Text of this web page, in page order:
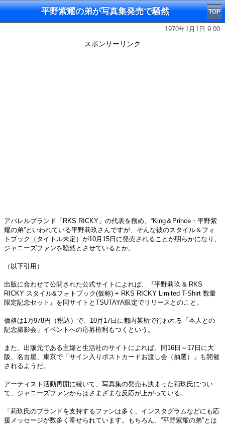
平野紫耀の弟が写真集発売で騒然 TOP
1970年1月1日 9:00
スポンサーリンク
アパレルブランド「RKS RICKY」の代表を務め、“King＆Prince・平野紫
耀の弟”といわれている平野莉玖さんですが、そんな彼のスタイル＆フォ
トブック（タイトル未定）が10月15日に発売されることが明らかになり、
ジャニーズファンを騒然とさせているとか。
（以下引用）
出版に合わせて公開された公式サイトによれば、『平野莉玖 & RKS
RICKY スタイル&フォトブック(仮称) + RKS RICKY Limited T-Shirt 数量
限定記念セット』を同サイトとTSUTAYA限定でリリースとのこと。
価格は1万978円（税込）で、10月17日に都内某所で行われる「本人との
記念撮影会」イベントへの応募権利もつくという。
また、出版元である主婦と生活社のサイトによれば、同16日～17日に大
阪、名古屋、東京で「サイン入りポストカードお渡し会（抽選）」も開催
されるようだ。
アーティスト活動再開に続いて、写真集の発売も決まった莉玖氏につい
て、ジャニーズファンからはさまざまな反応が上がっている。
「莉玖氏のブランドを支持するファンは多く、インスタグラムなどにも応
援メッセージが数多く寄せられています。もちろん、“平野紫耀の弟”とは